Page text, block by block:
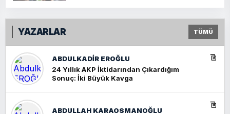
YAZARLAR TÜMÜ
ABDULKADIR EROĞLU
24 Yıllık AKP İktidarından Çıkardığım
Sonuç: İki Büyük Kavga
ABDULLAH KARAOSMANOĞLU